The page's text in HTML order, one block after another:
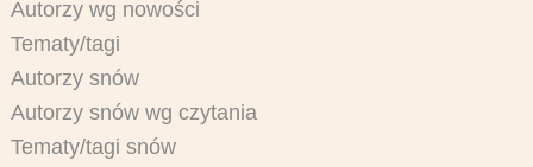
Autorzy wg nowości
Tematy/tagi
Autorzy snów
Autorzy snów wg czytania
Tematy/tagi snów